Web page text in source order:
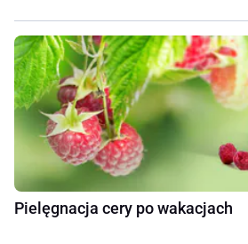
Pielęgnacja cery po wakacjach